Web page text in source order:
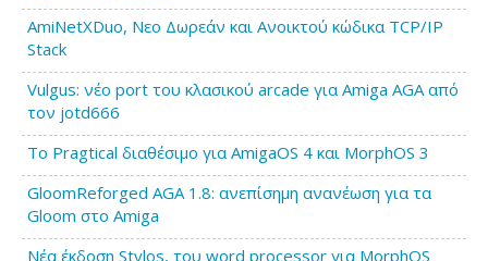
AmiNetXDuo, Νεο Δωρεάν και Ανοικτού κώδικα TCP/IP
Stack
Vulgus: νέο port του κλασικού arcade για Amiga AGA από
τον jotd666
Το Pragtical διαθέσιμο για AmigaOS 4 και MorphOS 3
GloomReforged AGA 1.8: ανεπίσημη ανανέωση για τα
Gloom στο Amiga
Νέα έκδοση Stylos, του word processor για MorphOS